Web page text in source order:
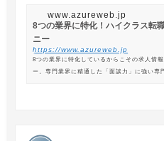
www.azureweb.jp
8つの業界に特化！ハイクラス転
ニー
https://www.azureweb.jp
8つの業界に特化しているからこその求人情
ー。専門業界に精通した「面談力」に強い専